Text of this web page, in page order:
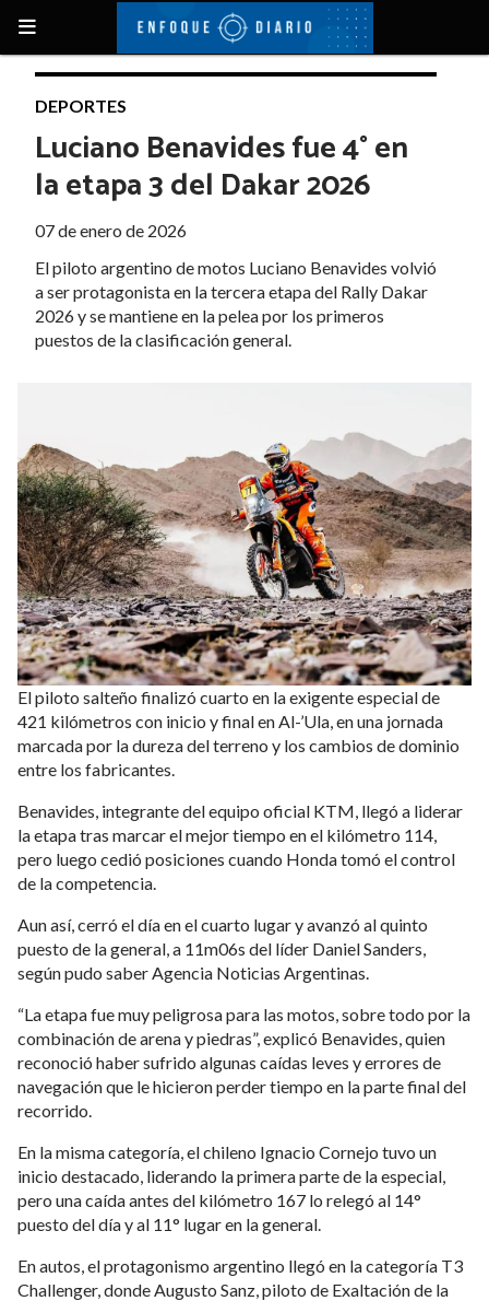
Luciano Benavides fue 4° en
la etapa 3 del Dakar 2026
El piloto argentino de motos Luciano Benavides volvió
a ser protagonista en la tercera etapa del Rally Dakar
2026 y se mantiene en la pelea por los primeros
puestos de la clasificación general.
DEPORTES
07 de enero de 2026
El piloto salteño finalizó cuarto en la exigente especial de
421 kilómetros con inicio y final en Al-’Ula, en una jornada
marcada por la dureza del terreno y los cambios de dominio
entre los fabricantes.
Benavides, integrante del equipo oficial KTM, llegó a liderar
la etapa tras marcar el mejor tiempo en el kilómetro 114,
pero luego cedió posiciones cuando Honda tomó el control
de la competencia.
Aun así, cerró el día en el cuarto lugar y avanzó al quinto
puesto de la general, a 11m06s del líder Daniel Sanders,
según pudo saber Agencia Noticias Argentinas.
“La etapa fue muy peligrosa para las motos, sobre todo por la
combinación de arena y piedras”, explicó Benavides, quien
reconoció haber sufrido algunas caídas leves y errores de
navegación que le hicieron perder tiempo en la parte final del
recorrido.
En la misma categoría, el chileno Ignacio Cornejo tuvo un
inicio destacado, liderando la primera parte de la especial,
pero una caída antes del kilómetro 167 lo relegó al 14°
puesto del día y al 11° lugar en la general.
En autos, el protagonismo argentino llegó en la categoría T3
Challenger, donde Augusto Sanz, piloto de Exaltación de la